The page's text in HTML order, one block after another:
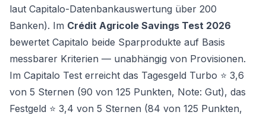
laut Capitalo-Datenbankauswertung über 200
Banken). Im Crédit Agricole Savings Test 2026
bewertet Capitalo beide Sparprodukte auf Basis
messbarer Kriterien — unabhängig von Provisionen.
Im Capitalo Test erreicht das Tagesgeld Turbo ⭐ 3,6
von 5 Sternen (90 von 125 Punkten, Note: Gut), das
Festgeld ⭐ 3,4 von 5 Sternen (84 von 125 Punkten,